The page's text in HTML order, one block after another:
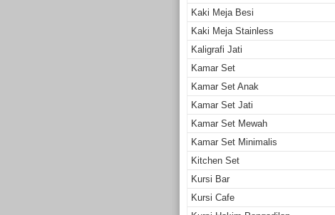
Kaki Meja Besi
Kaki Meja Stainless
Kaligrafi Jati
Kamar Set
Kamar Set Anak
Kamar Set Jati
Kamar Set Mewah
Kamar Set Minimalis
Kitchen Set
Kursi Bar
Kursi Cafe